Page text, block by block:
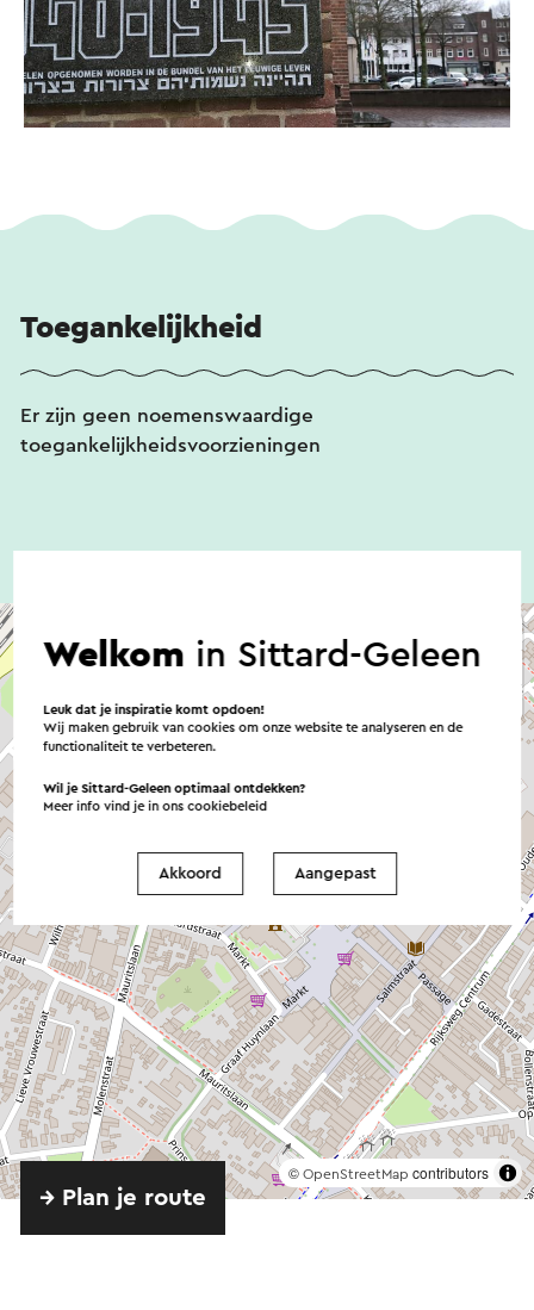
Toegankelijkheid
Er zijn geen noemenswaardige
toegankelijkheidsvoorzieningen
© OpenStreetMap contributors
→ Plan je route
Welkom in Sittard-Geleen
Leuk dat je inspiratie komt opdoen!
Wij maken gebruik van cookies om onze website te analyseren en de
functionaliteit te verbeteren.
Wil je Sittard-Geleen optimaal ontdekken?
Meer info vind je in onscookiebeleid
Akkoord Aangepast